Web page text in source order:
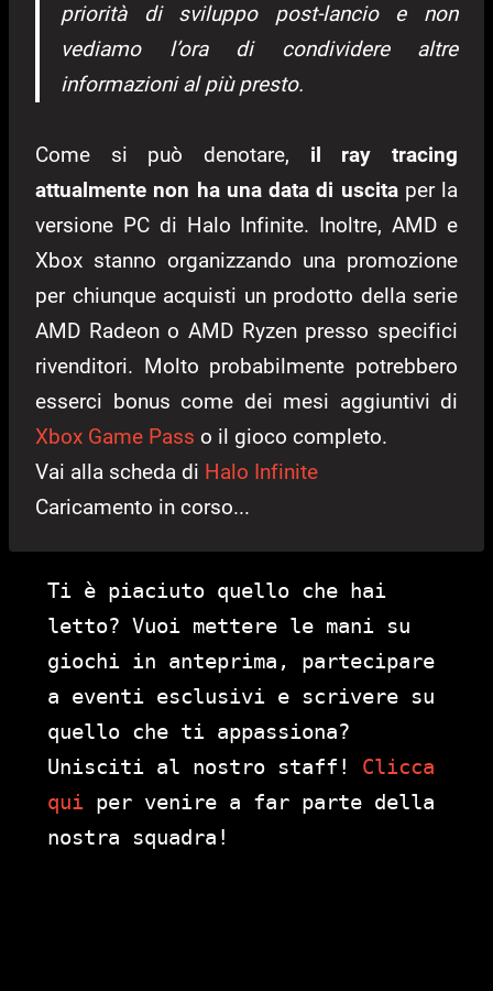
priorità di sviluppo post-lancio e non
vediamo l’ora di condividere altre
informazioni al più presto.
Come si può denotare, il ray tracing
attualmente non ha una data di uscita per la
versione PC di Halo Infinite. Inoltre, AMD e
Xbox stanno organizzando una promozione
per chiunque acquisti un prodotto della serie
AMD Radeon o AMD Ryzen presso specifici
rivenditori. Molto probabilmente potrebbero
esserci bonus come dei mesi aggiuntivi di
Xbox Game Pass o il gioco completo.
Vai alla scheda di Halo Infinite
Caricamento in corso...
Ti è piaciuto quello che hai
letto? Vuoi mettere le mani su
giochi in anteprima, partecipare
a eventi esclusivi e scrivere su
quello che ti appassiona?
Unisciti al nostro staff! Clicca
qui per venire a far parte della
nostra squadra!